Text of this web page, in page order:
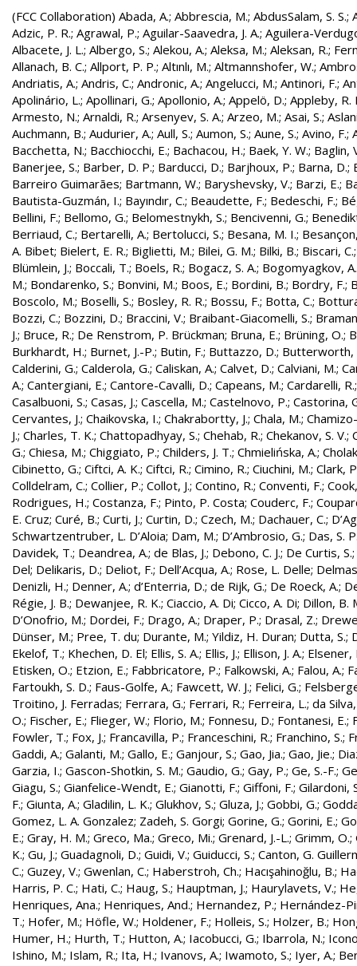
(FCC Collaboration) Abada, A.; Abbrescia, M.; AbdusSalam, S. S.;
Adzic, P. R.; Agrawal, P.; Aguilar-Saavedra, J. A.; Aguilera-
Albacete, J. L.; Albergo, S.; Alekou, A.; Aleksa, M.; Aleksan, R.;
Allanach, B. C.; Allport, P. P.; Altınlı, M.; Altmannshofer, W.;
Andriatis, A.; Andris, C.; Andronic, A.; Angelucci, M.; Antinori, F.;
Apolinário, L.; Apollinari, G.; Apollonio, A.; Appelö, D.; Appleby, R.
Armesto, N.; Arnaldi, R.; Arsenyev, S. A.; Arzeo, M.; Asai, S.;
Auchmann, B.; Audurier, A.; Aull, S.; Aumon, S.; Aune, S.; Avino, F.;
Bacchetta, N.; Bacchiocchi, E.; Bachacou, H.; Baek, Y. W.; Baglin,
Banerjee, S.; Barber, D. P.; Barducci, D.; Barjhoux, P.; Barna, D.;
Barreiro Guimarães; Bartmann, W.; Baryshevsky, V.; Barzi, E.;
Bautista-Guzmán, I.; Bayındır, C.; Beaudette, F.; Bedeschi, F.;
Bellini, F.; Bellomo, G.; Belomestnykh, S.; Bencivenni, G.;
Berriaud, C.; Bertarelli, A.; Bertolucci, S.; Besana, M. I.;
A. Bibet; Bielert, E. R.; Biglietti, M.; Bilei, G. M.; Bilki, B.; Biscari, C.
Blümlein, J.; Boccali, T.; Boels, R.; Bogacz, S. A.; Bogomyagkov, A.
M.; Bondarenko, S.; Bonvini, M.; Boos, E.; Bordini, B.; Bordry, F.;
Boscolo, M.; Boselli, S.; Bosley, R. R.; Bossu, F.; Botta, C.;
Bozzi, C.; Bozzini, D.; Braccini, V.; Braibant-Giacomelli, S.;
J.; Bruce, R.; De Renstrom, P. Brückman; Bruna, E.; Brüning, O.;
Burkhardt, H.; Burnet, J.-P.; Butin, F.; Buttazzo, D.; Butterworth,
Calderini, G.; Calderola, G.; Caliskan, A.; Calvet, D.; Calviani, M.;
A.; Cantergiani, E.; Cantore-Cavalli, D.; Capeans, M.; Cardarelli, R.
Casalbuoni, S.; Casas, J.; Cascella, M.; Castelnovo, P.; Castorina,
Cervantes, J.; Chaikovska, I.; Chakrabortty, J.; Chala, M.;
J.; Charles, T. K.; Chattopadhyay, S.; Chehab, R.; Chekanov, S. V.;
G.; Chiesa, M.; Chiggiato, P.; Childers, J. T.; Chmielińska, A.;
Cibinetto, G.; Ciftci, A. K.; Ciftci, R.; Cimino, R.; Ciuchini, M.; Clark,
Colldelram, C.; Collier, P.; Collot, J.; Contino, R.; Conventi, F.;
Rodrigues, H.; Costanza, F.; Pinto, P. Costa; Couderc, F.;
E. Cruz; Curé, B.; Curti, J.; Curtin, D.; Czech, M.; Dachauer, C.;
Schwartzentruber, L. D’Aloia; Dam, M.; D’Ambrosio, G.; Das, S.
Davidek, T.; Deandrea, A.; de Blas, J.; Debono, C. J.; De Curtis, S.;
Del; Delikaris, D.; Deliot, F.; Dell’Acqua, A.; Rose, L. Delle;
Denizli, H.; Denner, A.; d’Enterria, D.; de Rijk, G.; De Roeck, A.;
Régie, J. B.; Dewanjee, R. K.; Ciaccio, A. Di; Cicco, A. Di; Dillon, B.
D’Onofrio, M.; Dordei, F.; Drago, A.; Draper, P.; Drasal, Z.;
Dünser, M.; Pree, T. du; Durante, M.; Yildiz, H. Duran; Dutta, S.;
Ekelof, T.; Khechen, D. El; Ellis, S. A.; Ellis, J.; Ellison, J. A.; Elsener,
Etisken, O.; Etzion, E.; Fabbricatore, P.; Falkowski, A.; Falou, A.;
Fartoukh, S. D.; Faus-Golfe, A.; Fawcett, W. J.; Felici, G.;
Troitino, J. Ferradas; Ferrara, G.; Ferrari, R.; Ferreira, L.; da
O.; Fischer, E.; Flieger, W.; Florio, M.; Fonnesu, D.; Fontanesi, E.;
Fowler, T.; Fox, J.; Francavilla, P.; Franceschini, R.; Franchino, S.;
Gaddi, A.; Galanti, M.; Gallo, E.; Ganjour, S.; Gao, Jia.; Gao, Jie.;
Garzia, I.; Gascon-Shotkin, S. M.; Gaudio, G.; Gay, P.; Ge, S.-F.;
Giagu, S.; Gianfelice-Wendt, E.; Gianotti, F.; Giffoni, F.; Gilardoni,
F.; Giunta, A.; Gladilin, L. K.; Glukhov, S.; Gluza, J.; Gobbi, G.;
Gomez, L. A. Gonzalez; Zadeh, S. Gorgi; Gorine, G.; Gorini, E.;
E.; Gray, H. M.; Greco, Ma.; Greco, Mi.; Grenard, J.-L.; Grimm, O.;
K.; Gu, J.; Guadagnoli, D.; Guidi, V.; Guiducci, S.; Canton, G.
C.; Guzey, V.; Gwenlan, C.; Haberstroh, Ch.; Hacışahinoğlu, B.;
Harris, P. C.; Hati, C.; Haug, S.; Hauptman, J.; Haurylavets, V.;
Henriques, Ana.; Henriques, And.; Hernandez, P.; Hernández-
T.; Hofer, M.; Höfle, W.; Holdener, F.; Holleis, S.; Holzer, B.;
Humer, H.; Hurth, T.; Hutton, A.; Iacobucci, G.; Ibarrola, N.;
Ishino, M.; Islam, R.; Ita, H.; Ivanovs, A.; Iwamoto, S.; Iyer, A.;